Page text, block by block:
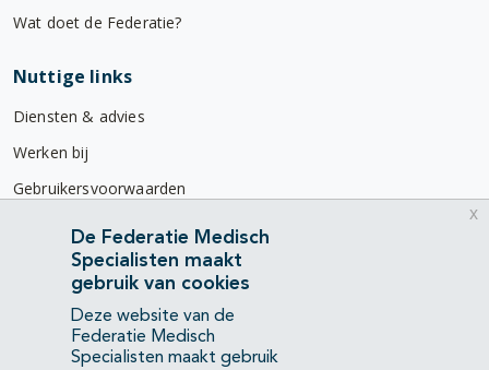
Wat doet de Federatie?
Nuttige links
Diensten & advies
Werken bij
Gebruikersvoorwaarden
Privacyverklaring
Contact
Mercatorlaan 1200
3528 BL Utrecht
De Federatie Medisch
Specialisten maakt
gebruik van cookies
Deze website van de
Federatie Medisch
Specialisten maakt gebruik
x